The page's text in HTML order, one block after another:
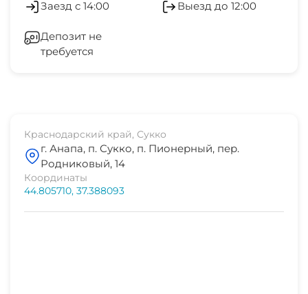
центр развлечений
аквапарк
магазин продукты
5 мин
остановка траснпорта
15 мин
Зеленый двор
СВЧ
Заезд с 14:00 Выезд до 12:00
Депозит не
требуется
Краснодарский край, Сукко
г. Анапа, п. Сукко, п. Пионерный, пер.
Родниковый, 14
Координаты
44.805710, 37.388093